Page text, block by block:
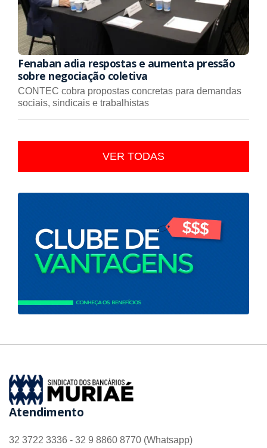
Fenaban adia respostas e aumenta pressão
sobre negociação coletiva
CONTEC cobra propostas concretas para demandas
sociais, sindicais e trabalhistas
VER TODAS
Atendimento
32 3722 3336 - 32 9 8860 8770 (Whatsapp)